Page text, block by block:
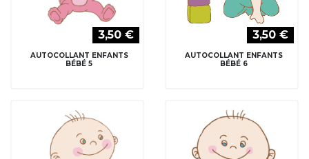
3,50 €
AUTOCOLLANT ENFANTS
BÉBÉ 5
3,50 €
AUTOCOLLANT ENFANTS
BÉBÉ 6